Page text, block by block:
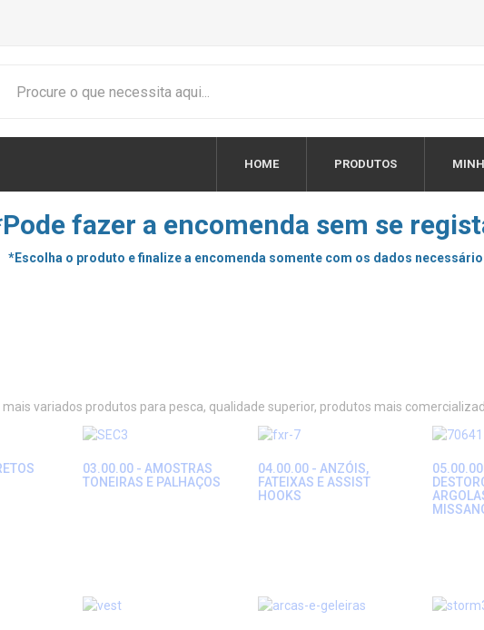
HOME PRODUTOS
fazer a encomenda sem se
*Escolha o produto e finalize a encomenda somente com os dados
variados produtos para pesca, qualidade superior, produtos mais
03.00.00 - AMOSTRAS
TONEIRAS E PALHAÇOS
04.00.00 - ANZÓIS,
FATEIXAS E ASSIST
HOOKS